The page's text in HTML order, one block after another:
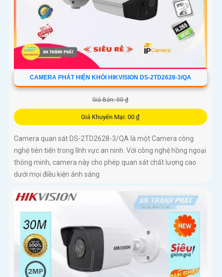
CAMERA PHÁT HIỆN KHÓI HIKVISION DS-2TD2628-3/QA
Giá Bán: 00 ₫
Giá Khuyến Mại: 00 ₫
Camera quan sát DS-2TD2628-3/QA là một Camera công
nghệ tiên tiến trong lĩnh vực an ninh. Với công nghệ hồng ngoại
thông minh, camera này cho phép quan sát chất lượng cao
dưới mọi điều kiện ánh sáng